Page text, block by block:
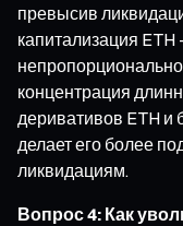
превысив
капитализация
концентрация
деривативов ETH и
делает его более
ликвидациям.
Вопрос 4: Как